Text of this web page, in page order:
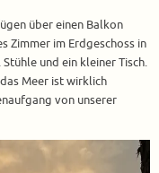
über einen Balkon
Zimmer im Erdgeschoss in
und ein kleiner Tisch.
Meer ist wirklich
von unserer